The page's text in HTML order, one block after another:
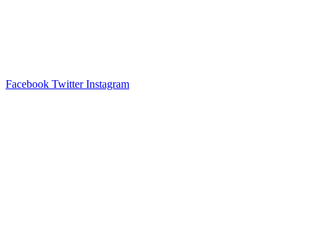
Facebook Twitter Instagram